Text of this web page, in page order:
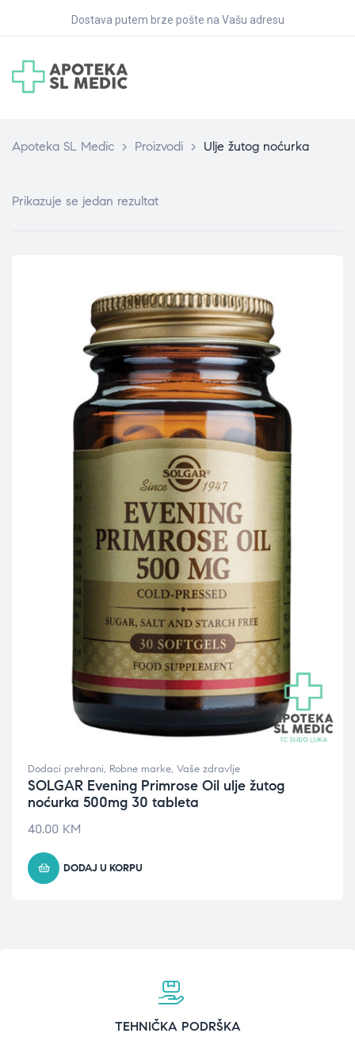
Dostava putem brze pošte na Vašu adresu
Apoteka SL Medic > Proizvodi > Ulje žutog noćurka
Prikazuje se jedan rezultat
Dodaci prehrani, Robne marke, Vaše zdravlje
SOLGAR Evening Primrose Oil ulje žutog
noćurka 500mg 30 tableta
40.00 KM
DODAJ U KORPU
TEHNIČKA PODRŠKA